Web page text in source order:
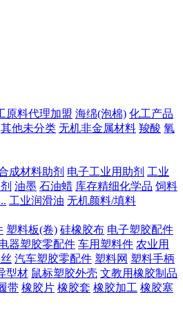
原料代理加盟 海绵(泡棉) 化工产品
其他未分类 无机非金属材料 羧酸 氧
成材料助剂 电子工业用助剂 工业
油墨 石油蜡 库存精细化学品 饲料
工业润滑油 无机颜料/填料
塑料板(卷) 硅橡胶布 电子塑胶配件
器塑胶零配件 车用塑料件 农业用
汽车塑胶零配件 塑料网 塑料手柄
型材 鼠标塑胶外壳 文教用橡胶制品
带 橡胶片 橡胶套 橡胶加工 橡胶塞